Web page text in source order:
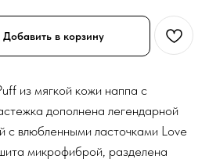
Добавить в корзину
из мягкой кожи наппа с
дополнена легендарной
с влюбленными ласточками Love
микрофиброй, разделена